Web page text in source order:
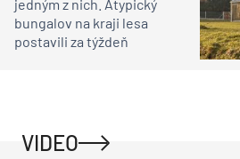
jedným z nich. Atypický
bungalov na kraji lesa
postavili za týždeň
VIDEO